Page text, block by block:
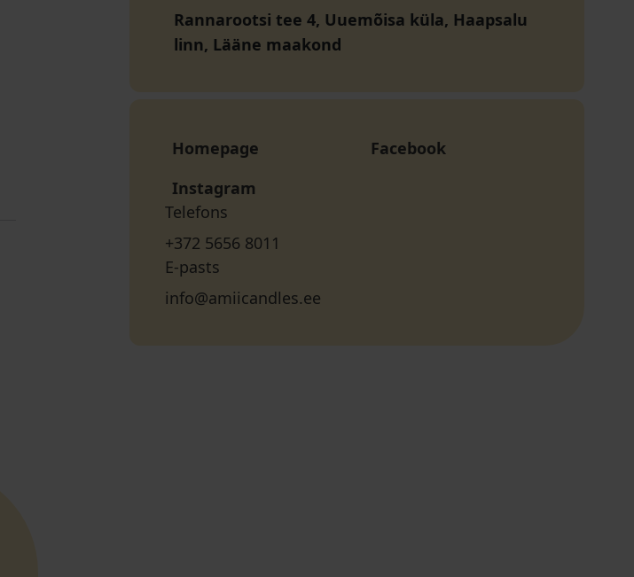
Rannarootsi tee 4, Uuemõisa küla, Haapsalu
linn, Lääne maakond
Homepage
Facebook
Instagram
Telefons
+372 5656 8011
E-pasts
info@amiicandles.ee